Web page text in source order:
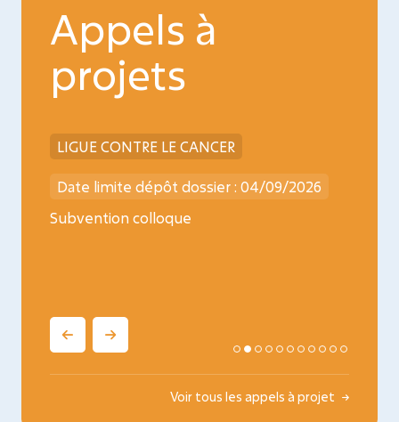
Appels à
projets
LIGUE CONTRE LE CANCER
Date limite dépôt dossier : 04/09/2026
Subvention colloque
Voir tous les appels à projet